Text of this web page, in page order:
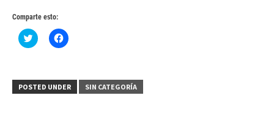
Comparte esto:
Haz
clic
(Se
abre
Haz
clic
(Se
abre
POSTED UNDER SIN CATEGORÍA